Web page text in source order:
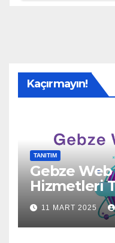
Kaçırmayın!
TANITIM
Gebze Web
Hizmetleri
11 MART 2025